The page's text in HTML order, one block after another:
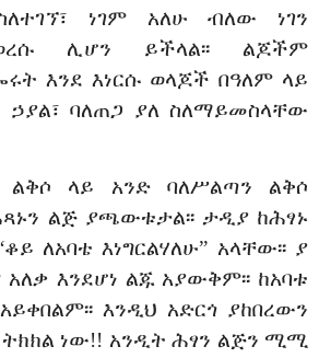
ነገም አለሁ ብለው ነገን
ሊሆን ይችላል፡፡ ልጆችም
እንደ እነርሱ ወላጆች በዓለም ላይ
ኃያል፣ ባለጠጋ ያለ ስለማይመስላቸው
ልቅሶ ላይ አንድ ባለሥልጣን ልቅሶ
ልጅ ያጫውቱታል፡፡ ታዲያ ከሕፃኑ
ለአባቴ እነግርልሃለሁ” አላቸው፡፡ ያ
እንደሆነ ልጁ አያውቅም፡፡ ከአባቱ
እንዲህ አድርጎ ያከበረውን
ነው!! አንዲት ሕፃን ልጅን ሚሚ